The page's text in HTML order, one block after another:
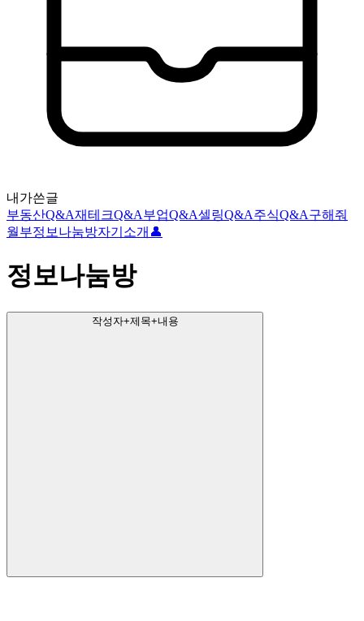
내가쓴글
부동산Q&A재테크Q&A부업Q&A셀링Q&A주식Q&A구해줘
월부정보나눔방자기소개👤
정보나눔방
작성자+제목+내용